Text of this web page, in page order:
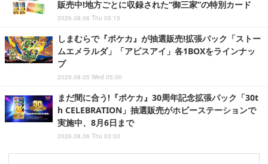
販売中!地方ごとに収録された“御三家”の特別カード
2026.08.06 Thu 05:15
しまむらで『ポケカ』が抽選販売!拡張パック「ストー
ムエメラルダ」「アビスアイ」各1BOXをラインナッ
プ
2026.08.05 Wed 05:00
まだ間に合う!『ポケカ』30周年記念拡張パック「30t
h CELEBRATION」抽選販売がホビーステーションで
実施中、8月6日まで
2026.08.06 Thu 03:00